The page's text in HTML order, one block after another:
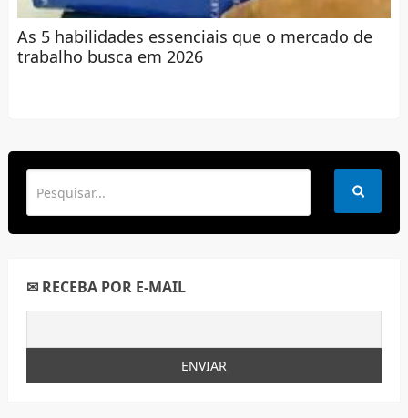
As 5 habilidades essenciais que o mercado de
trabalho busca em 2026
✉ RECEBA POR E-MAIL